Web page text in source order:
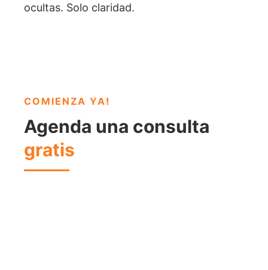
ocultas. Solo claridad.
COMIENZA YA !
Agenda una consulta
gratis